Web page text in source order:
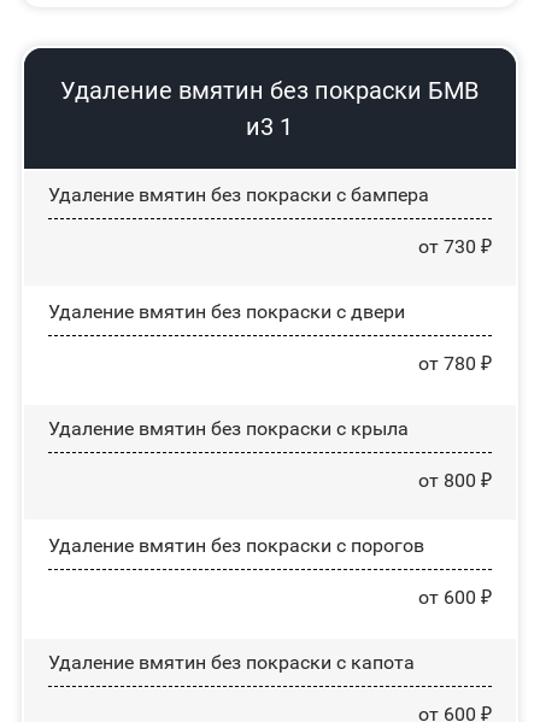
Удаление вмятин без покраски БМВ
и3 1
Удаление вмятин без покраски с бампера
от 730 ₽
Удаление вмятин без покраски с двери
от 780 ₽
Удаление вмятин без покраски с крыла
от 800 ₽
Удаление вмятин без покраски с порогов
от 600 ₽
Удаление вмятин без покраски с капота
от 600 ₽